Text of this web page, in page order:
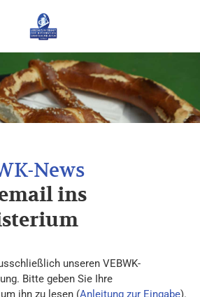
ins
unseren VEBWK-
Bitte geben Sie Ihre
ihn zu lesen (Anleitung zur Eingabe).